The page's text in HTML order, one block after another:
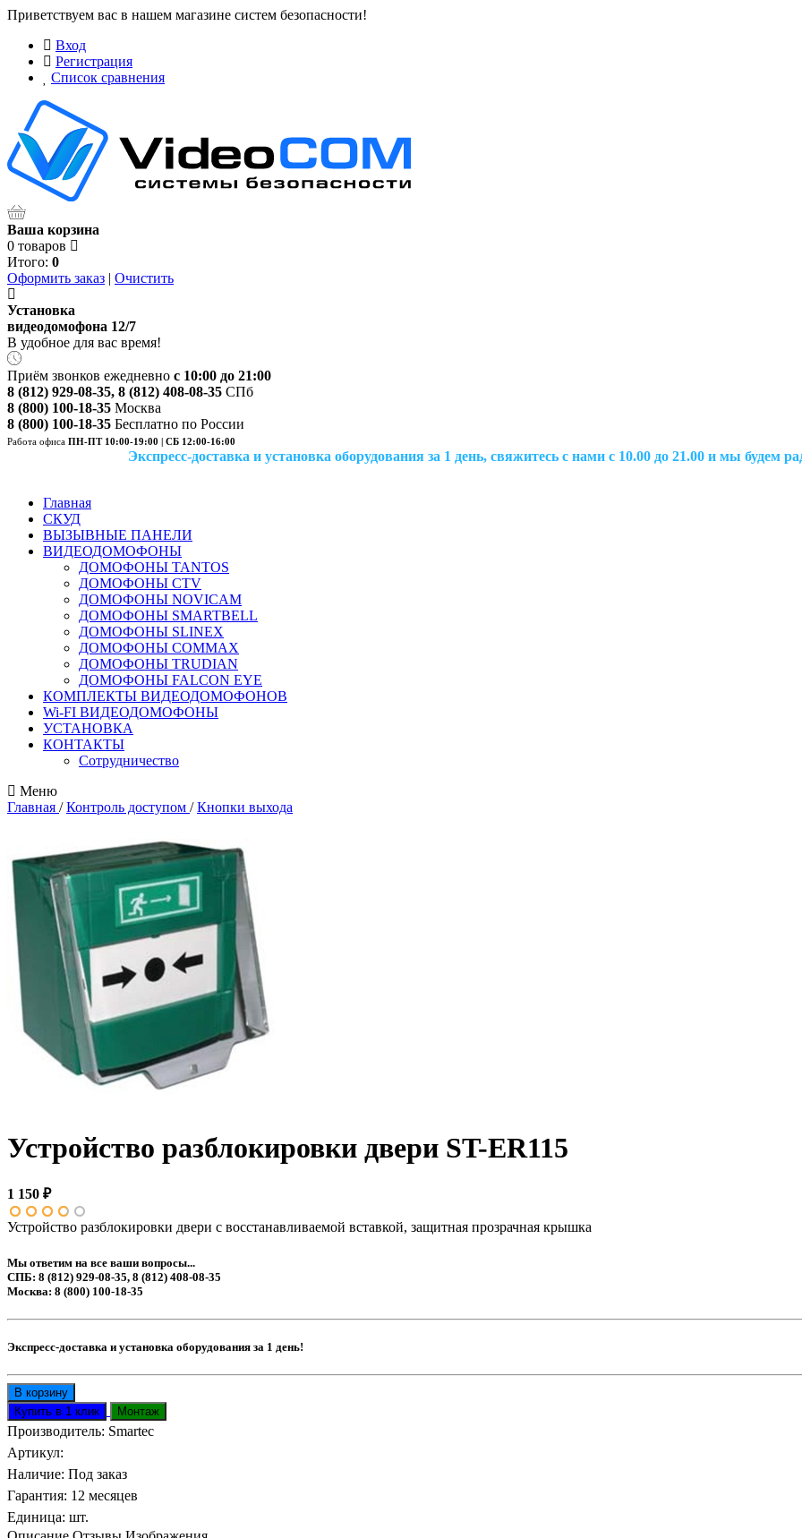
Приветствуем вас в нашем магазине систем безопасности!
Вход
Регистрация
Список сравнения
Ваша корзина
0 товаров
Итого: 0
Оформить заказ | Очистить
Установка
видеодомофона 12/7
В удобное для вас время!
Приём звонков ежедневно с 10:00 до 21:00
8 (812) 929-08-35, 8 (812) 408-08-35 СПб
8 (800) 100-18-35 Москва
8 (800) 100-18-35 Бесплатно по России
Работа офиса ПН-ПТ 10:00-19:00 | СБ 12:00-16:00
Экспресс-доставка и установка оборудования за 1 день, свяжитесь с нами с 10.00 до 21.00 и мы
Главная
СКУД
ВЫЗЫВНЫЕ ПАНЕЛИ
ВИДЕОДОМОФОНЫ
ДОМОФОНЫ TANTOS
ДОМОФОНЫ CTV
ДОМОФОНЫ NOVICAM
ДОМОФОНЫ SMARTBELL
ДОМОФОНЫ SLINEX
ДОМОФОНЫ COMMAX
ДОМОФОНЫ TRUDIAN
ДОМОФОНЫ FALCON EYE
КОМПЛЕКТЫ ВИДЕОДОМОФОНОВ
Wi-FI ВИДЕОДОМОФОНЫ
УСТАНОВКА
КОНТАКТЫ
Сотрудничество
Меню
Главная /Контроль доступом /Кнопки выхода
Устройство разблокировки двери ST-ER115
1 150 ₽
Устройство разблокировки двери с восстанавливаемой вставкой, защитная прозрачная крышка
Мы ответим на все ваши вопросы...
СПБ: 8 (812) 929-08-35, 8 (812) 408-08-35
Москва: 8 (800) 100-18-35
Экспресс-доставка и установка оборудования за 1 день!
Производитель: Smartec
Артикул:
Наличие: Под заказ
Гарантия: 12 месяцев
Единица: шт.